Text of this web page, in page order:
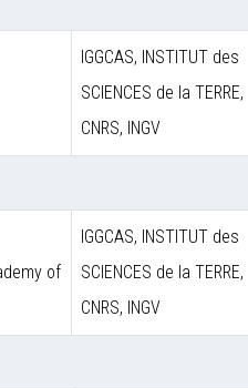
IGGCAS, INSTITUT des
SCIENCES de la TERRE,
CNRS, INGV
of
IGGCAS, INSTITUT des
SCIENCES de la TERRE,
CNRS, INGV